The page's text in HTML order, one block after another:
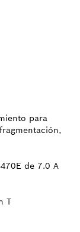
para
de 7.0 A
T